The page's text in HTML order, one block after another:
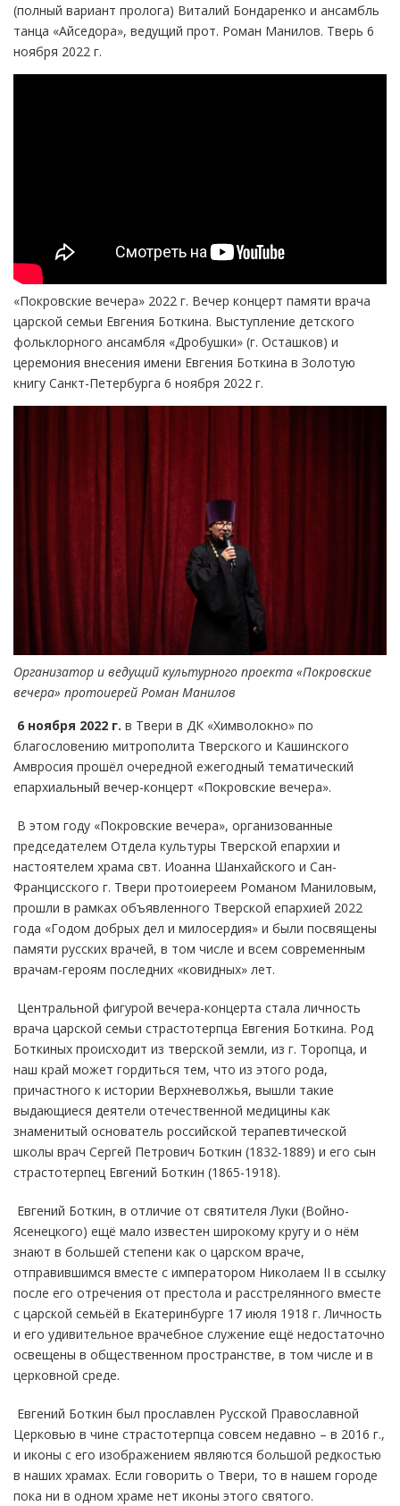
(полный вариант пролога) Виталий Бондаренко и ансамбль
танца «Айседора», ведущий прот. Роман Манилов. Тверь 6
ноября 2022 г.
«Покровские вечера» 2022 г. Вечер концерт памяти врача
царской семьи Евгения Боткина. Выступление детского
фольклорного ансамбля «Дробушки» (г. Осташков) и
церемония внесения имени Евгения Боткина в Золотую
книгу Санкт-Петербурга 6 ноября 2022 г.
Организатор и ведущий культурного проекта «Покровские
вечера» протоиерей Роман Манилов
6 ноября 2022 г. в Твери в ДК «Химволокно» по
благословению митрополита Тверского и Кашинского
Амвросия прошёл очередной ежегодный тематический
епархиальный вечер-концерт «Покровские вечера».
В этом году «Покровские вечера», организованные
председателем Отдела культуры Тверской епархии и
настоятелем храма свт. Иоанна Шанхайского и Сан-
Францисского г. Твери протоиереем Романом Маниловым,
прошли в рамках объявленного Тверской епархией 2022
года «Годом добрых дел и милосердия» и были посвящены
памяти русских врачей, в том числе и всем современным
врачам-героям последних «ковидных» лет.
Центральной фигурой вечера-концерта стала личность
врача царской семьи страстотерпца Евгения Боткина. Род
Боткиных происходит из тверской земли, из г. Торопца, и
наш край может гордиться тем, что из этого рода,
причастного к истории Верхневолжья, вышли такие
выдающиеся деятели отечественной медицины как
знаменитый основатель российской терапевтической
школы врач Сергей Петрович Боткин (1832-1889) и его сын
страстотерпец Евгений Боткин (1865-1918).
Евгений Боткин, в отличие от святителя Луки (Войно-
Ясенецкого) ещё мало известен широкому кругу и о нём
знают в большей степени как о царском враче,
отправившимся вместе с императором Николаем II в ссылку
после его отречения от престола и расстрелянного вместе
с царской семьёй в Екатеринбурге 17 июля 1918 г. Личность
и его удивительное врачебное служение ещё недостаточно
освещены в общественном пространстве, в том числе и в
церковной среде.
Евгений Боткин был прославлен Русской Православной
Церковью в чине страстотерпца совсем недавно – в 2016 г.,
и иконы с его изображением являются большой редкостью
в наших храмах. Если говорить о Твери, то в нашем городе
пока ни в одном храме нет иконы этого святого.